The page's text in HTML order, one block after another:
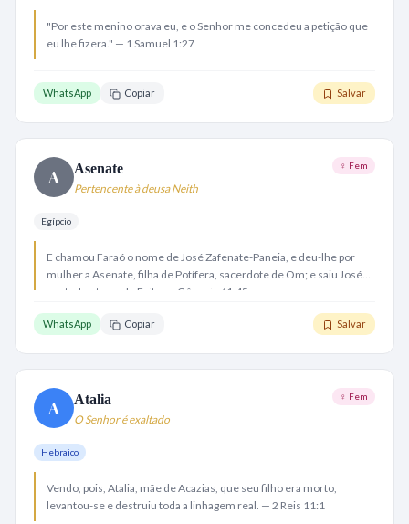
"Por este menino orava eu, e o Senhor me concedeu a petição que
eu lhe fizera." — 1 Samuel 1:27
WhatsApp Copiar Salvar
A Asenate
Pertencente à deusa Neith
♀ Fem
Egípcio
E chamou Faraó o nome de José Zafenate-Paneia, e deu-lhe por
mulher a Asenate, filha de Potífera, sacerdote de Om; e saiu José
por toda a terra do Egito. — Gênesis 41:45
WhatsApp Copiar Salvar
A Atalia
O Senhor é exaltado
♀ Fem
Hebraico
Vendo, pois, Atalia, mãe de Acazias, que seu filho era morto,
levantou-se e destruiu toda a linhagem real. — 2 Reis 11:1